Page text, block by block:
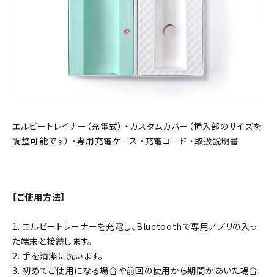
エルビートレイナー（充電式） ・カスタムカバー（挿入部のサイズを
調整可能です） ・専用充電ケース ・充電コード ・取扱説明書
【ご使用方法】
1. エルビートレーナーを充電し、Bluetoothで専用アプリの入っ
た端末と接続します。
2. 手を清潔に洗います。
3. 初めてご使用になる場合や前回の使用から期間があいた場合